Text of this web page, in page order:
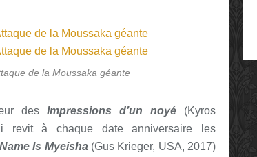
de la Moussaka géante
desImpressions d’un noyé (Kyros
revit à chaque date anniversaire les
Is Myeisha(Gus Krieger, USA, 2017)